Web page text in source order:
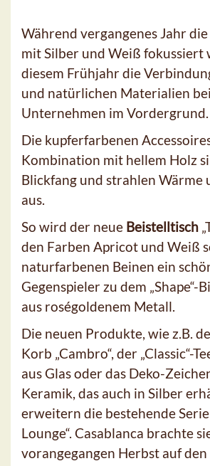
Während vergangenes Jahr
mit Silber und Weiß fokussiert
diesem Frühjahr die
und natürlichen Materialien
Unternehmen im Vordergrund.
Die kupferfarbenen
Kombination mit hellem Holz
Blickfang und strahlen Wärme
aus.
So wird der neue Beistelltisch
den Farben Apricot und Weiß
naturfarbenen Beinen ein
Gegenspieler zu dem „Shape“-
aus roségoldenem Metall.
Die neuen Produkte, wie z.B.
Korb „Cambro“, der „Classic“-
aus Glas oder das Deko-
Keramik, das auch in Silber
erweitern die bestehende
Lounge“. Casablanca brachte
vorangegangen Herbst auf